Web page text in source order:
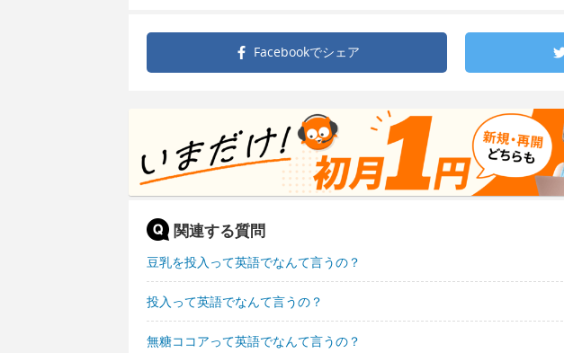
Facebookでシェア
関連する質問
豆乳を投入って英語でなんて言うの？
投入って英語でなんて言うの？
無糖ココアって英語でなんて言うの？